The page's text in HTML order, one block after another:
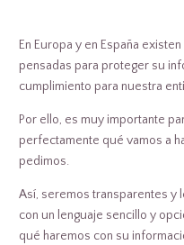
En Europa y en España
pensadas para proteger su
cumplimiento para nuestra
Por ello, es muy importante
perfectamente qué vamos a
pedimos.
Así, seremos transparentes y
con un lenguaje sencillo y
qué haremos con su